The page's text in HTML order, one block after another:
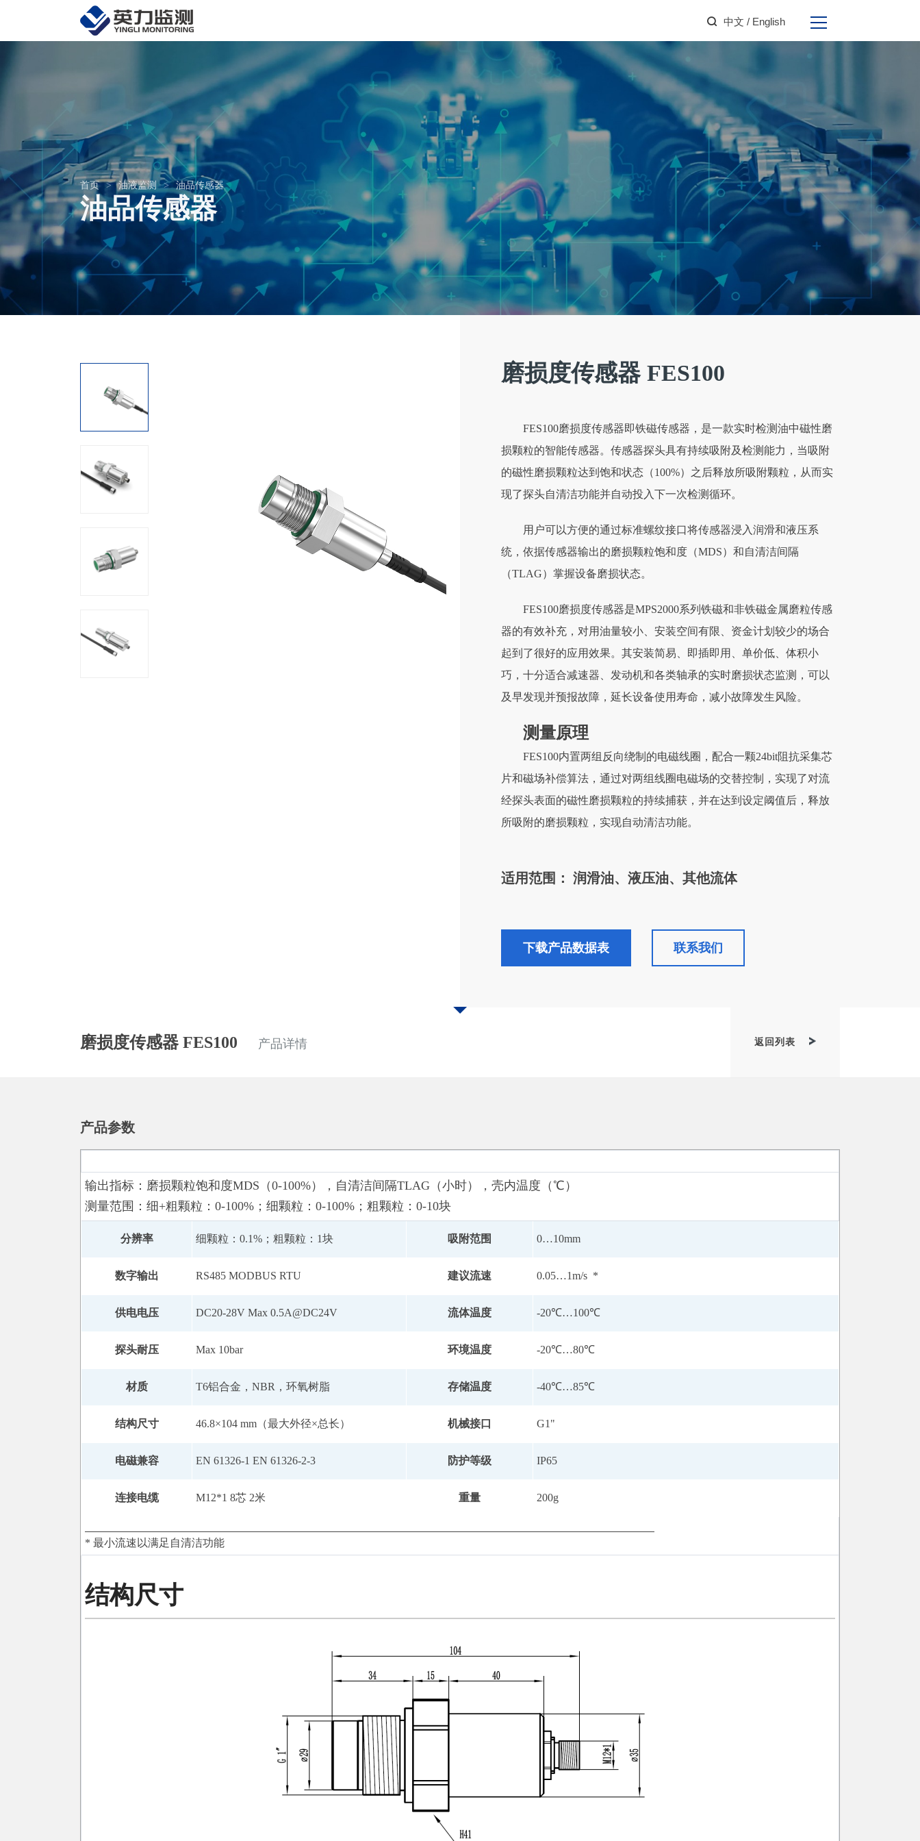
中文 / English
首页 > 油液监测 > 油品传感器
油品传感器
磨损度传感器 FES100
FES100磨损度传感器即铁磁传感器，是一款实时检测油中磁性磨
损颗粒的智能传感器。传感器探头具有持续吸附及检测能力，当吸附
的磁性磨损颗粒达到饱和状态（100%）之后释放所吸附颗粒，从而实
现了探头自清洁功能并自动投入下一次检测循环。
用户可以方便的通过标准螺纹接口将传感器浸入润滑和液压系
统，依据传感器输出的磨损颗粒饱和度（MDS）和自清洁间隔
（TLAG）掌握设备磨损状态。
FES100磨损度传感器是MPS2000系列铁磁和非铁磁金属磨粒传感
器的有效补充，对用油量较小、安装空间有限、资金计划较少的场合
起到了很好的应用效果。其安装简易、即插即用、单价低、体积小
巧，十分适合减速器、发动机和各类轴承的实时磨损状态监测，可以
及早发现并预报故障，延长设备使用寿命，减小故障发生风险。
测量原理
FES100内置两组反向绕制的电磁线圈，配合一颗24bit阻抗采集芯
片和磁场补偿算法，通过对两组线圈电磁场的交替控制，实现了对流
经探头表面的磁性磨损颗粒的持续捕获，并在达到设定阈值后，释放
所吸附的磨损颗粒，实现自动清洁功能。
适用范围： 润滑油、液压油、其他流体
下载产品数据表 联系我们
磨损度传感器 FES100 产品详情 返回列表
产品参数
输出指标： 磨损颗粒饱和度MDS（0-100%），自清洁间隔TLAG（小时），壳内温度（℃）
测量范围： 细+粗颗粒：0-100%；细颗粒：0-100%；粗颗粒：0-10块
分辨率 细颗粒：0.1%；粗颗粒：1块 吸附范围 0…10mm
数字输出 RS485 MODBUS RTU 建议流速 0.05…1m/s *
供电电压 DC20-28V Max 0.5A@DC24V 流体温度 -20℃…100℃
探头耐压 Max 10bar 环境温度 -20℃…80℃
材质 T6铝合金，NBR，环氧树脂 存储温度 -40℃…85℃
结构尺寸 46.8×104 mm（最大外径×总长） 机械接口 G1"
电磁兼容 EN 61326‐1 EN 61326‐2‐3 防护等级 IP65
连接电缆 M12*1 8芯 2米 重量 200g
* 最小流速以满足自清洁功能
结构尺寸